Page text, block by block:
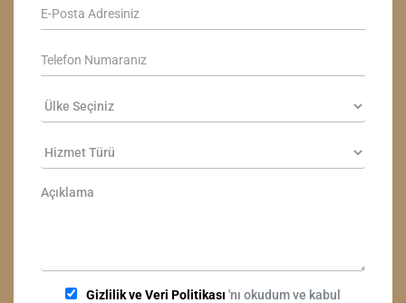
Gizlilik ve Veri Politikası 'nı okudum ve kabul